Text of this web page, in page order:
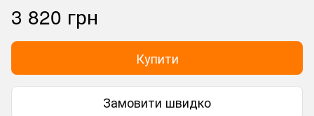
3 820 грн
Купити
Замовити швидко